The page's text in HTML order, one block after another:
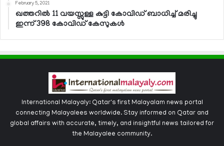
February 5, 2021
ഖത്തറില്‍ 11 വയസ്സുള്ള കുട്ടി കോവിഡ് ബാധിച്ച് മരിച്ചു
ഇന്ന് 398 കോവിഡ് കേസുകള്‍
International Malayaly: Qatar's first Malayalam news portal
connecting Malayalees worldwide. Stay informed on Qatar and
global affairs with accurate, timely, and insightful news tailored for
the Malayalee community.